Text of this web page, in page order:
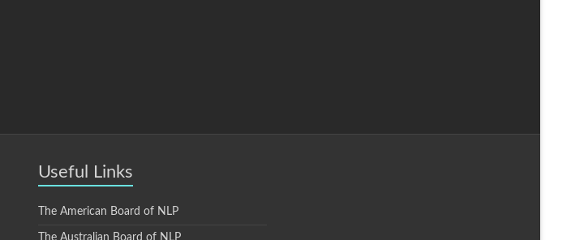
Useful Links
The American Board of NLP